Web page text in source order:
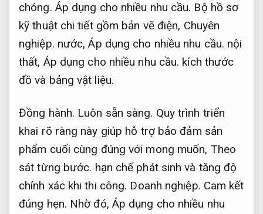
chóng. Áp dụng cho nhiều nhu cầu. Bộ hồ sơ
kỹ thuật chi tiết gồm bản vẽ điện, Chuyên
nghiệp. nước,Áp dụng cho nhiều nhu cầu. nội
thất, Áp dụng cho nhiều nhu cầu. kích thước
đồ và bảng vật liệu.
Đồng hành. Luôn sẵn sàng. Quy trình triển
khai rõ ràng này giúp hỗ trợ bảo đảm sản
phẩm cuối cùng đúng với mong muốn, Theo
sát từng bước. hạn chế phát sinh và tăng độ
chính xác khi thi công. Doanh nghiệp. Cam kết
đúng hẹn. Nhờ đó, Áp dụng cho nhiều nhu